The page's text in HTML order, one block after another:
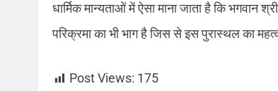
धार्मिक मान्यताओं में ऐसा माना जाता है कि
परिक्रमा का भी भाग है जिस से इस पुरास्थल का
Post Views: 175